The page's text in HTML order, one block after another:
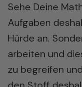
Sehe Deine
Aufgaben
Hürde an.
arbeiten und
zu begreifen